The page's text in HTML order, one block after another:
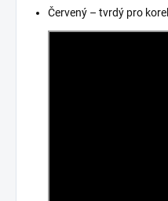
Červený – tvrdý pro